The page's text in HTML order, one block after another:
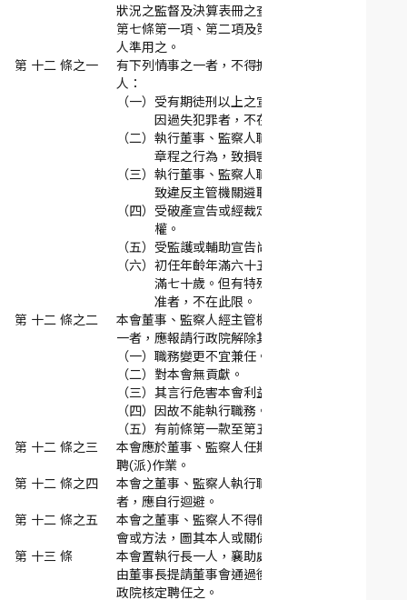
狀況之監督及決算表冊之查核等事宜。
第七條第一項、第二項及第五項之規定，於監察
人準用之。
第 十二 條之一
有下列情事之一者，不得擔任本會董事、監察
人：
（一） 受有期徒刑以上之宣告。但受緩刑宣告或
因過失犯罪者，不在此限。
（二） 執行董事、監察人職務有違反法令或捐助
章程之行為，致損害公益或本會利益。
（三） 執行董事、監察人職務未遵照政府政策，
致違反主管機關遴聘之目的。
（四） 受破產宣告或經裁定開始清算程序尚未復
權。
（五） 受監護或輔助宣告尚未撤銷。
（六） 初任年齡年滿六十五歲，或任期屆滿前年
滿七十歲。但有特殊考量，報請行政院核
准者，不在此限。
第 十二 條之二
本會董事、監察人經主管機關考核有下列情事之
一者，應報請行政院解除其職務：
（一） 職務變更不宜兼任。
（二） 對本會無貢獻。
（三） 其言行危害本會利益。
（四） 因故不能執行職務。
（五） 有前條第一款至第五款情事之一。
第 十二 條之三
本會應於董事、監察人任期屆滿前三個月辦理改
聘(派)作業。
第 十二 條之四
本會之董事、監察人執行職務時，有利益衝突
者，應自行迴避。
第 十二 條之五
本會之董事、監察人不得假借職務上之權力、機
會或方法，圖其本人或關係人之利益。
第 十三 條
本會置執行長一人，襄助處理本會事務，執行長
由董事長提請董事會通過後報請衛生福利部轉行
政院核定聘任之。